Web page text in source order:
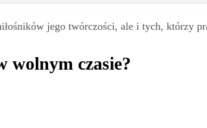
jego twórczości, ale i tych, którzy
wolnym czasie?